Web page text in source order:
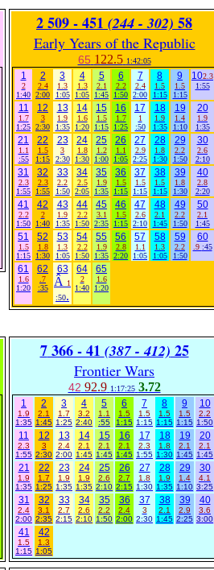
2509 - 451 (244 - 302) 58
Early Years of the Republic
65 122.5 1:42:05
1
2
1:40
2
2.4
2:00
3
1.3
1:05
4
1.3
1:05
5
2.1
1:45
6
2.2
1:50
7
2.4
2:00
8
1.5
1:15
9
1.5
1:15
102.3
1:55
11
1.7
1:25
12
3
2:30
13
1.9
1:35
14
1.6
1:20
15
1.5
1:15
16
1.7
1:25
17
1
:50
18
1.9
1:35
19
1.4
1:10
20
1.9
1:35
21
1.1
:55
22
1.5
1:15
23
3
2:30
24
1.8
1:30
25
1.2
1:00
26
1.1
1:05
27
2.9
2:25
28
1.8
1:30
29
2.2
1:50
30
2.6
2:10
31
2.3
1:55
32
2.3
1:55
33
2.2
1:50
34
2.5
2:05
35
1.9
1:35
36
1.5
1:15
37
1.5
1:15
38
1.5
1:15
39
1.8
1:30
40
2.8
2:20
41
2.2
1:50
42
2
1:40
43
1.9
1:35
44
2.2
1:50
45
3.1
2:35
46
1.5
1:15
47
2.6
2:10
48
2.1
1:45
49
2.2
1:50
50
2.1
1:45
51
1.5
1:15
52
1.8
1:30
53
1.3
1:05
54
2.2
1:50
55
1.9
1:35
56
2.8
2:20
57
1.1
1:05
58
1.3
1:05
59
2.2
1:50
60
.9 :45
61
1.6
1:20
62
.7
:35
63
Â
1
:50.
64
2
1:40
65
1.6
1:20
7366 - 41 (387 - 412) 25
Frontier Wars
42 92.9 1:17:25 3.72
1
1.9
1:35
2
2.1
1:45
3
1.7
1:25
4
3.2
2:40
5
1.1
:55
6
1.5
1:15
7
1.5
1:15
8
1.5
1:15
9
1.5
1:15
10
2.2
1:50
11
2.3
1:55
12
3
2:30
13
2.4
2:00
14
2.1
1:45
15
2.1
1:45
16
2.1
1:45
17
2.3
1:55
18
1.8
1:30
19
2.1
1:45
20
2.1
1:45
21
1.9
1:35
22
1.7
1:25
23
1.9
1:35
24
1.9
1:35
25
2.6
2:10
26
2.7
2:15
27
1.8
1:30
28
1.9
1:35
29
1.4
1:10
30
4.1
3:25
31
2.4
2:00
32
3.1
2:35
33
2.7
2:15
34
2.6
2:10
35
2.2
1:50
36
2.4
2:00
37
3
2:30
38
2.1
1:45
39
2.9
2:25
40
3.6
3:00
41
1.5
1:15
42
1.3
1:05